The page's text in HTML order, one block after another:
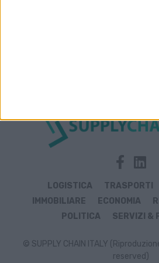
LOGISTICA TRASPORTI
IMMOBILIARE
ECONOMIA
POLITICA
SERVIZI &
© SUPPLY CHAIN ITALY
reserved)